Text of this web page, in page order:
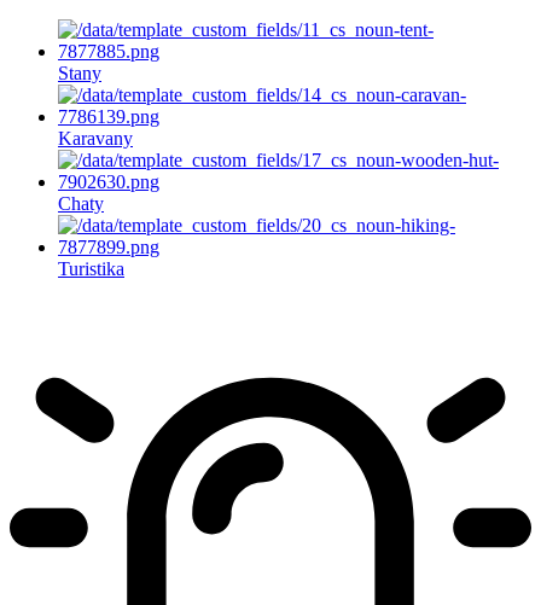
Stany
Karavany
Chaty
Turistika